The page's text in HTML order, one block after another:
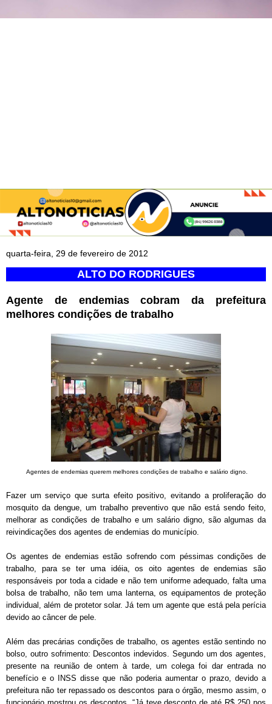
quarta-feira, 29 de fevereiro de 2012
ALTO DO RODRIGUES
Agente de endemias cobram da prefeitura
melhores condições de trabalho
Agentes de endemias querem melhores condições de trabalho e salário digno.
Fazer um serviço que surta efeito positivo, evitando a proliferação do
mosquito da dengue, um trabalho preventivo que não está sendo feito,
melhorar as condições de trabalho e um salário digno, são algumas da
reivindicações dos agentes de endemias do município.
Os agentes de endemias estão sofrendo com péssimas condições de
trabalho, para se ter uma idéia, os oito agentes de endemias são
responsáveis por toda a cidade e não tem uniforme adequado, falta uma
bolsa de trabalho, não tem uma lanterna, os equipamentos de proteção
individual, além de protetor solar. Já tem um agente que está pela perícia
devido ao câncer de pele.
Além das precárias condições de trabalho, os agentes estão sentindo no
bolso, outro sofrimento: Descontos indevidos. Segundo um dos agentes,
presente na reunião de ontem à tarde, um colega foi dar entrada no
benefício e o INSS disse que não poderia aumentar o prazo, devido a
prefeitura não ter repassado os descontos para o órgão, mesmo assim, o